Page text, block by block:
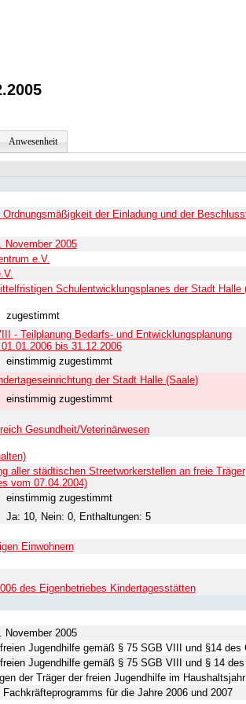
Anwesenheit
der Einladung und der
November 2005
e.V.
Schulentwicklungsplanes der Stadt
zugestimmt
- Teilplanung Bedarfs- und Entwicklungsplanung
bis 31.12.2006
einstimmig zugestimmt
der Stadt Halle (Saale)
einstimmig zugestimmt
Gesundheit/Veterinärwesen
aller städtischen Streetworkerstellen an freie Träger
vom 07.04.2004)
einstimmig zugestimmt
Ja: 10, Nein: 0, Enthaltungen: 5
Einwohnern
des Eigenbetriebes Kindertagesstätten
November 2005
Jugendhilfe gemäß § 75 SGB VIII und §14 des
Jugendhilfe gemäß § 75 SGB VIII und § 14
der Träger der freien Jugendhilfe im
für die Jahre 2006 und 2007